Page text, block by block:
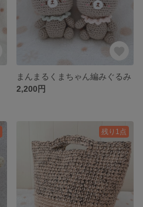
まんまるくまちゃん編みぐるみ
2,200円
残り1点